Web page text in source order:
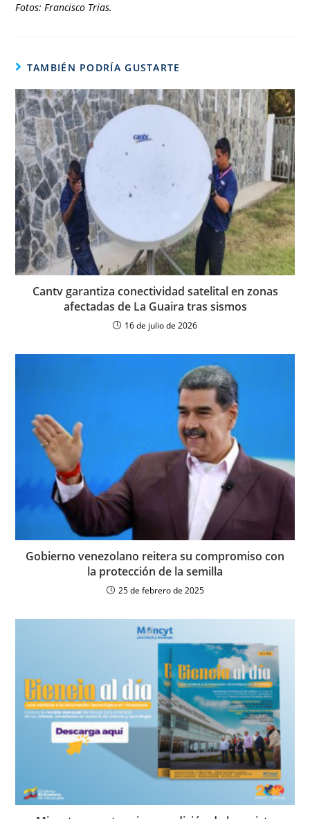
Fotos: Francisco Trias.
TAMBIÉN PODRÍA GUSTARTE
Cantv garantiza conectividad satelital en zonas
afectadas de La Guaira tras sismos
16 de julio de 2026
Gobierno venezolano reitera su compromiso con
la protección de la semilla
25 de febrero de 2025